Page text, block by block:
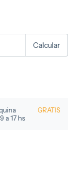
Calcular
a 17 hs
GRATIS